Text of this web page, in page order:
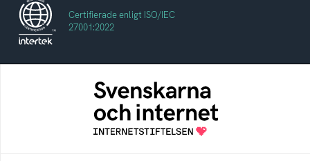
Certifierade enligt ISO/IEC
27001:2022
Svenskarna och internet
En årlig studie av svenska folkets
internetvanor